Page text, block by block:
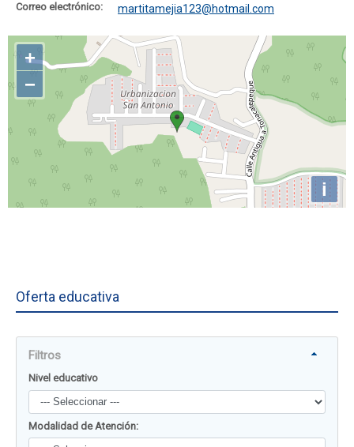
Correo electrónico: martitamejia123@hotmail.com
Oferta educativa
Filtros
Nivel educativo
Modalidad de Atención: